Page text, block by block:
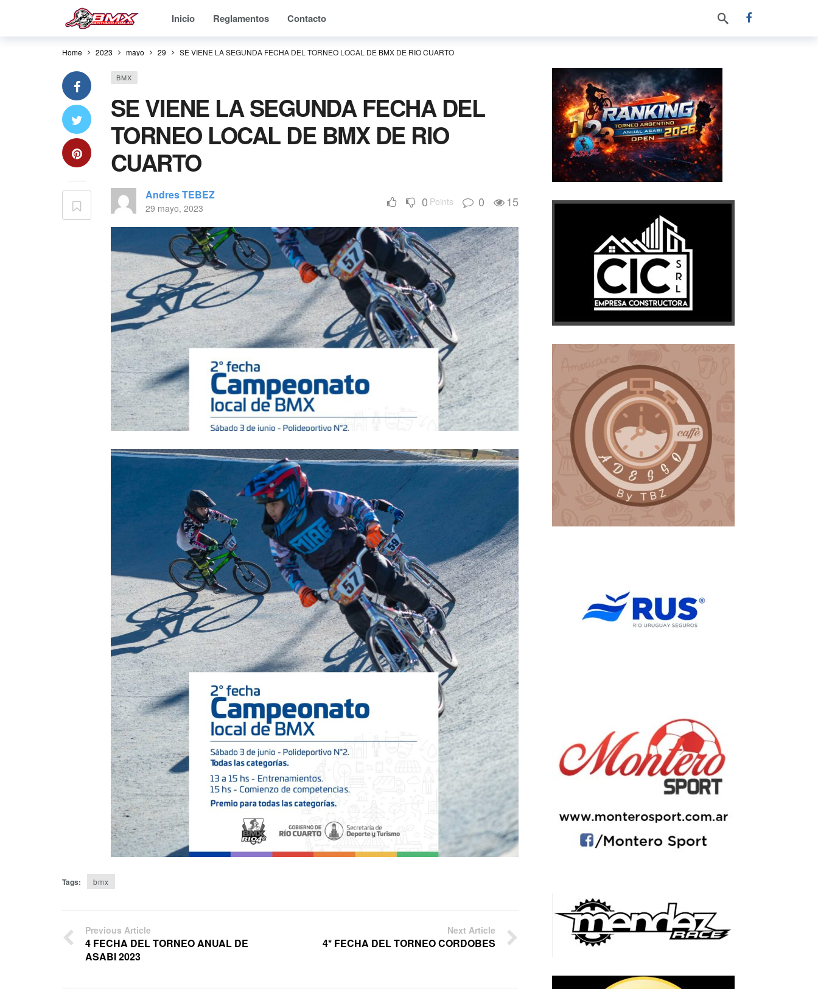
Inicio Reglamentos Contacto
Home 2023 mayo 29 SE VIENE LA SEGUNDA FECHA DEL TORNEO LOCAL DE BMX DE RIO CUARTO
BMX
SE VIENE LA SEGUNDA FECHA DEL
TORNEO LOCAL DE BMX DE RIO
CUARTO
Andres TEBEZ
29 mayo, 2023 0 Points 0 15
Tags: bmx
Previous Article
4 FECHA DEL TORNEO ANUAL DE
ASABI 2023
Next Article
4* FECHA DEL TORNEO CORDOBES